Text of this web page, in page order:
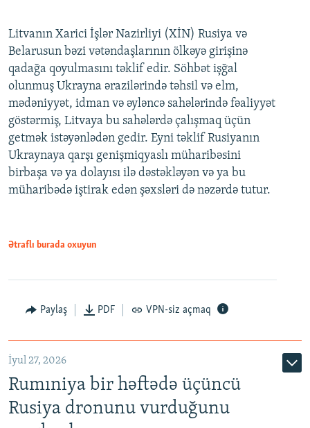
Litvanın Xarici İşlər Nazirliyi (XİN) Rusiya və
Belarusun bəzi vətəndaşlarının ölkəyə girişinə
qadağa qoyulmasını təklif edir. Söhbət işğal
olunmuş Ukrayna ərazilərində təhsil və elm,
mədəniyyət, idman və əyləncə sahələrində fəaliyyət
göstərmiş, Litvaya bu sahələrdə çalışmaq üçün
getmək istəyənlədən gedir. Eyni təklif Rusiyanın
Ukraynaya qarşı genişmiqyaslı müharibəsini
birbaşa və ya dolayısı ilə dəstəkləyən və ya bu
müharibədə iştirak edən şəxsləri də nəzərdə tutur.
Ətraflı burada oxuyun
Paylaş PDF VPN-siz açmaq
İyul 27, 2026
Rumıniya bir həftədə üçüncü
Rusiya dronunu vurduğunu